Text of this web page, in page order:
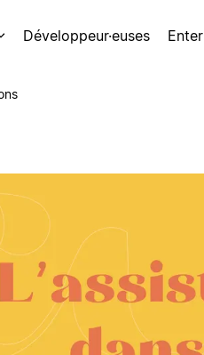
Développeur·euses